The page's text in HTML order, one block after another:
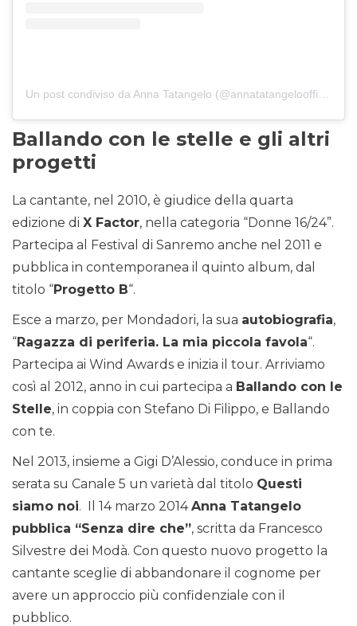
Ballando con le stelle e gli altri
progetti
La cantante, nel 2010, è giudice della quarta
edizione di X Factor, nella categoria “Donne 16/24”.
Partecipa al Festival di Sanremo anche nel 2011 e
pubblica in contemporanea il quinto album, dal
titolo “Progetto B“.
Esce a marzo, per Mondadori, la sua autobiografia,
“Ragazza di periferia. La mia piccola favola“.
Partecipa ai Wind Awards e inizia il tour. Arriviamo
così al 2012, anno in cui partecipa a Ballando con le
Stelle, in coppia con Stefano Di Filippo, e Ballando
con te.
Nel 2013, insieme a Gigi D’Alessio, conduce in prima
serata su Canale 5 un varietà dal titolo Questi
siamo noi. Il 14 marzo 2014Anna Tatangelo
pubblica “Senza dire che”, scritta da Francesco
Silvestre dei Modà. Con questo nuovo progetto la
cantante sceglie di abbandonare il cognome per
avere un approccio più confidenziale con il
pubblico.